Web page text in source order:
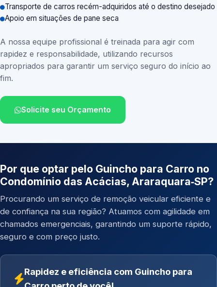
Transporte de carros recém-adquiridos até o destino desejado
Apoio em situações de pane seca
A nossa equipe profissional é treinada para agir com
rapidez e responsabilidade, utilizando recursos
apropriados para garantir um serviço seguro do início ao
fim.
Solicite seu Orçamento
Por que optar pelo Guincho para Carro no
Condomínio das Acácias, Araraquara‑SP?
Procurando um serviço de remoção veicular eficiente e
de confiança na sua região? Atuamos com agilidade em
chamados emergenciais, garantindo um suporte rápido,
seguro e com preço justo.
Rapidez e eficiência com Guincho para